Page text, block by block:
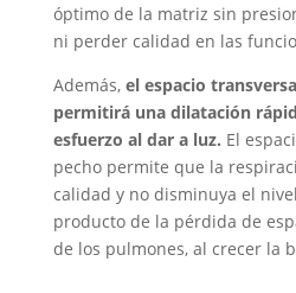
óptimo de la matriz sin
ni perder calidad en las
Además, el espacio
permitirá una dilatación
esfuerzo al dar a luz. El
pecho permite que la
calidad y no disminuya el
producto de la pérdida de
de los pulmones, al crecer la